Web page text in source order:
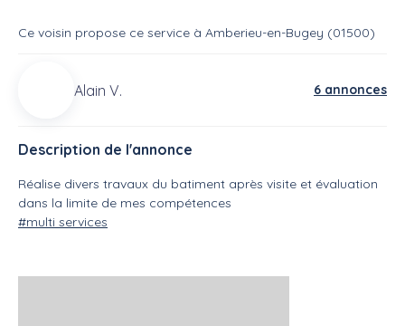
Ce voisin propose ce service à Amberieu-en-Bugey (01500)
Alain V. 6 annonces
Description de l'annonce
Réalise divers travaux du batiment après visite et évaluation
dans la limite de mes compétences
#multi services